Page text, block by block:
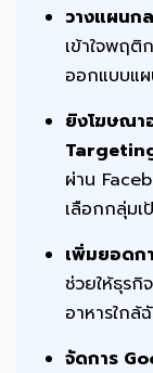
วางแผนก
เข้าใจพฤติ
ออกแบบแผ
ยิงโฆษณา
ผ่าน
เลือกกลุ่ม
เพิ่มยอดก
ช่วยให้ธุร
อาหารใกล้
จัดการ